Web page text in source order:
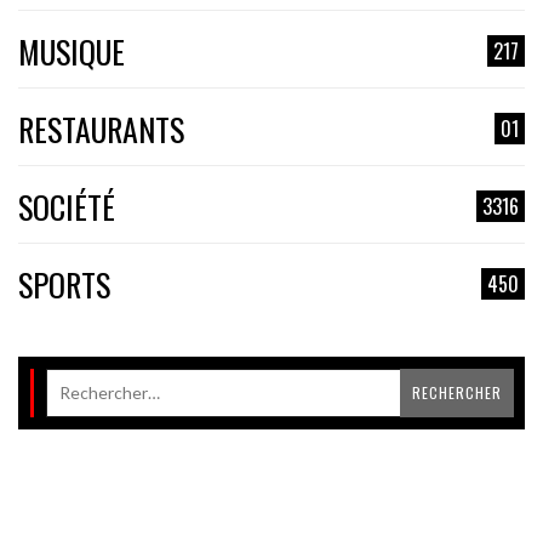
MUSIQUE 217
RESTAURANTS 01
SOCIÉTÉ 3316
SPORTS 450